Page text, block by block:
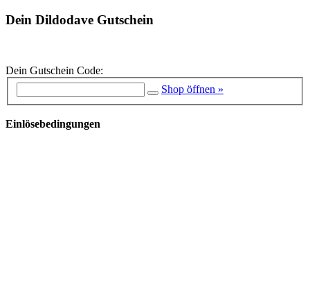
Dein Dildodave Gutschein
Dein Gutschein Code:
Shop öffnen »
Einlösebedingungen